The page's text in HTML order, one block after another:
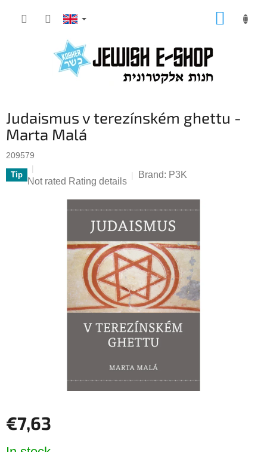
Judaismus v terezínském ghettu -
Marta Malá
209579
Tip
The
Not rated Rating details
Brand: P3K
€7,63